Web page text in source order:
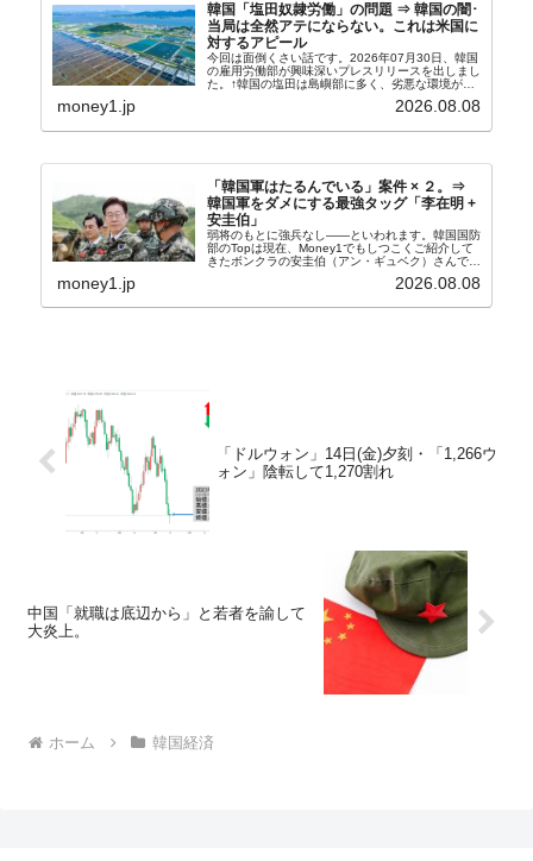
韓国「塩田奴隷労働」の問題 ⇒ 韓国の闇･
当局は全然アテにならない。これは米国に
対するアピール
今回は面倒くさい話です。2026年07月30日、韓国
の雇用労働部が興味深いプレスリリースを出しまし
た。↑韓国の塩田は島嶼部に多く、劣悪な環境が一
般に見られることが少ないため、事件の発覚を妨げ
たといわれます（後述）。これは、いわゆる「塩田
money1.jp 2026.08.08
「韓国軍はたるんでいる」案件 × ２。⇒
韓国軍をダメにする最強タッグ「李在明 +
安圭伯」
弱将のもとに強兵なし――といわれます。韓国国防
部のTopは現在、Money1でもしつこくご紹介して
きたボンクラの安圭伯（アン・ギュベク）さんで
さんと「韓国初の文官上がり」の国防部長官安圭伯
money1.jp 2026.08.08
「ドルウォン」14日(金)夕刻・「1,266ウ
ォン」陰転して1,270割れ
中国「就職は底辺から」と若者を諭して
大炎上。
ホーム 韓国経済